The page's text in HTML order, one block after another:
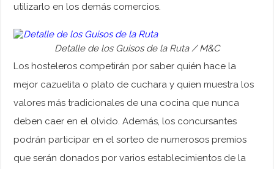
utilizarlo en los demás comercios.
Detalle de los Guisos de la Ruta / M&C
Los hosteleros competirán por saber quién hace la
mejor cazuelita o plato de cuchara y quien muestra los
valores más tradicionales de una cocina que nunca
deben caer en el olvido. Además, los concursantes
podrán participar en el sorteo de numerosos premios
que serán donados por varios establecimientos de la